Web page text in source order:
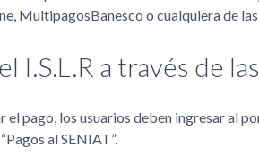
MultipagosBanesco o cualquiera de
I.S.L.R a través de
el pago, los usuarios deben ingresar al
al SENIAT”.